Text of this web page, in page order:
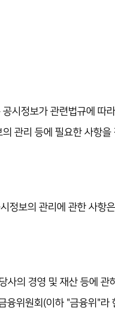
시정보가 관련법규에 따
관리 등에 필요한 사항
정보의 관리에 관한 사항
사의 경영 및 재산 등에
융위원회(이하 "금융위"